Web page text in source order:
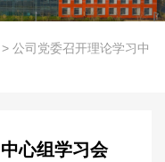
> 公司党委召开理论学习中
心组学习会